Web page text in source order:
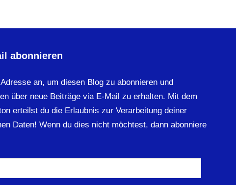
abonnieren
an, um diesen Blog zu abonnieren und
über neue Beiträge via E-Mail zu erhalten. Mit dem
erteilst du die Erlaubnis zur Verarbeitung deiner
Daten! Wenn du dies nicht möchtest, dann abonniere